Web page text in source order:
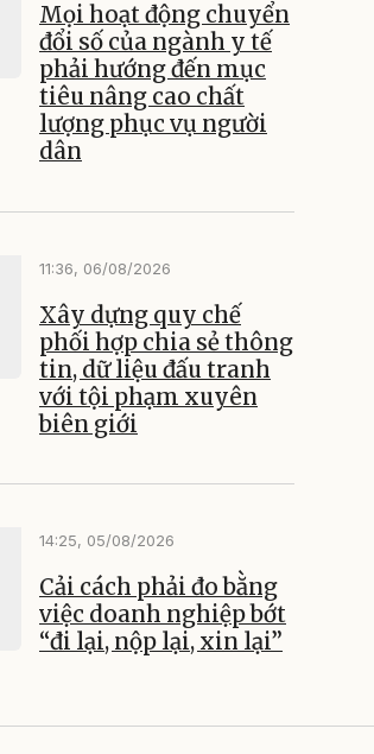
Mọi hoạt động chuyển
đổi số của ngành y tế
phải hướng đến mục
tiêu nâng cao chất
lượng phục vụ người
dân
11:36, 06/08/2026
Xây dựng quy chế
phối hợp chia sẻ thông
tin, dữ liệu đấu tranh
với tội phạm xuyên
biên giới
14:25, 05/08/2026
Cải cách phải đo bằng
việc doanh nghiệp bớt
“đi lại, nộp lại, xin lại”